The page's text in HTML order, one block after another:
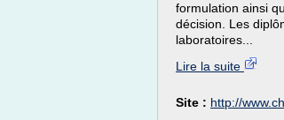
formulation ainsi
décision. Les
laboratoires...
Lire la suite
Site : http://